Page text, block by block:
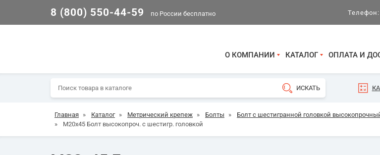
8 (800) 550-44-59 по России бесплатно Телефон:
О КОМПАНИИ КАТАЛОГ ОПЛАТА И
Главная » Каталог » Метрический крепеж » Болты »
Болт с шестигранной головкой
»
М20х45 Болт высокопроч. с шестигр. головкой